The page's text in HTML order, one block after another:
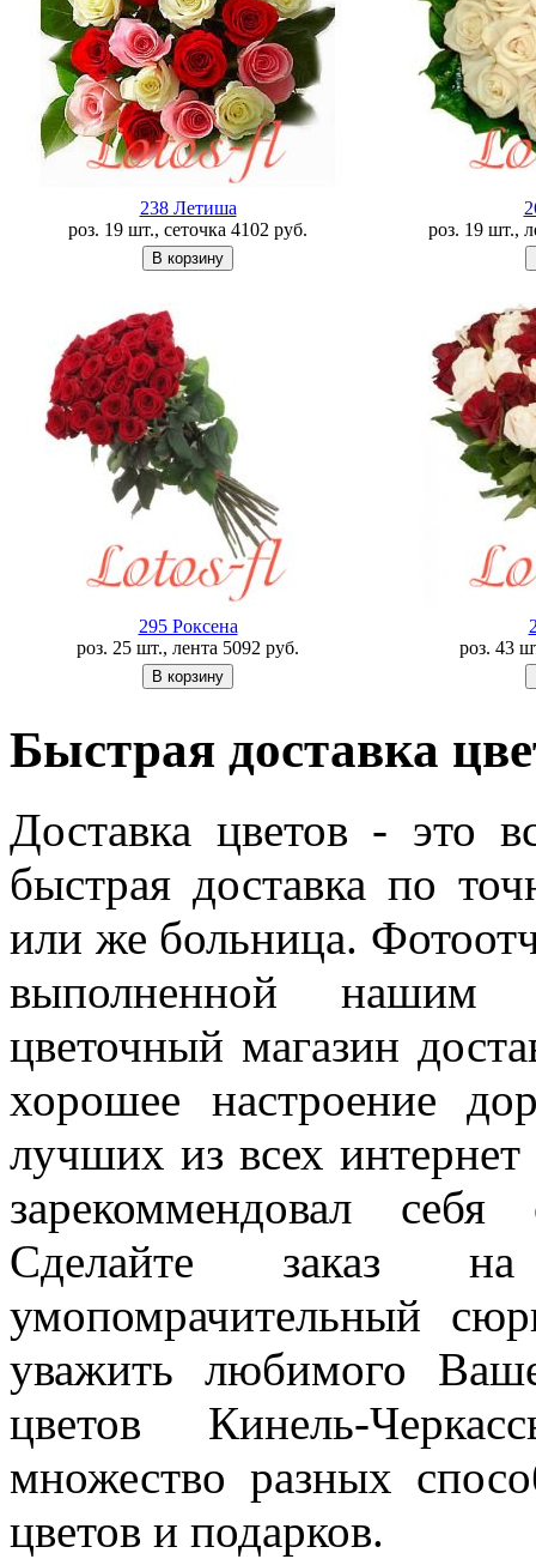
238 Летишa
роз. 19 шт., сеточка 4102 руб.
роз. 19 шт.,
295 Роксена
роз. 25 шт., лента 5092 руб.
роз. 43
Быстрая доставка
Доставка цветов - это
быстрая доставка по
или же больница.
выполненной нашим
цветочный магазин
хорошее настроение
лучших из всех интернет
зарекоммендовал
Сделайте заказ
умопомрачительный
уважить любимого
цветов Кинель-
множество разных
цветов и подарков.